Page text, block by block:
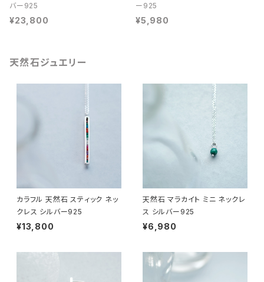
バー925
¥23,800
ー925
¥5,980
天然石ジュエリー
カラフル 天然石 スティック ネッ
クレス シルバー925
¥13,800
天然石 マラカイト ミニ ネックレ
ス シルバー925
¥6,980